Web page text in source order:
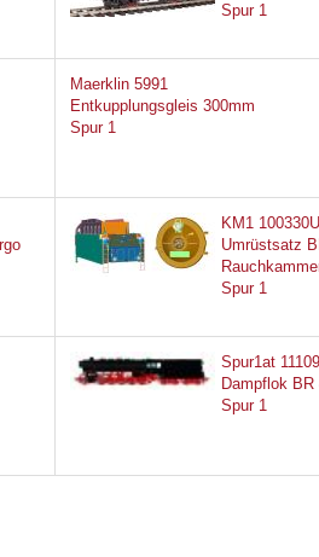
Spur 1
Maerklin 5991
Entkupplungsgleis 300mm
Spur 1
KM1 100330U
Umrüstsatz
Spur 1
Spur1at 11109
Dampflok
Spur 1